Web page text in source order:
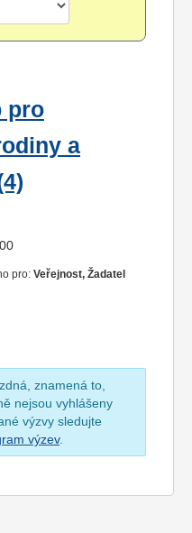
pro
a
pro: Veřejnost, Žadatel
znamená to,
nejsou vyhlášeny
výzvy sledujte
výzev.